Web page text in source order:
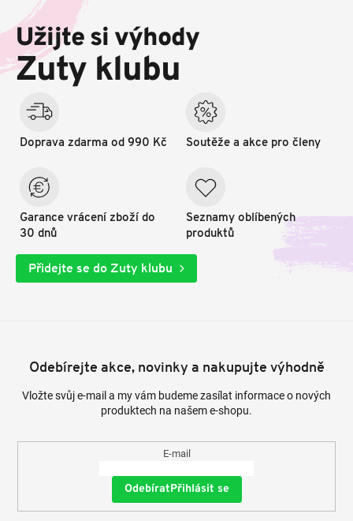
a
í
Užijte si výhody
Zuty klubu
Doprava zdarma od 990 Kč
Garance vrácení zboží do
30 dnů
Soutěže a akce pro členy
Seznamy oblíbených
produktů
Přidejte se do Zuty klubu
Odebírejte akce, novinky a nakupujte výhodně
Vložte svůj e-mail a my vám budeme zasílat informace o nových
produktech na našem e-shopu.
E-mail
Přihlásit se